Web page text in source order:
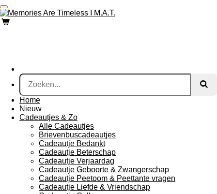
Ga
direct
naar
Home
Nieuw
Cadeautjes & Zo
Alle Cadeautjes
Brievenbuscadeautjes
Cadeautje Bedankt
Cadeautje Beterschap
Cadeautje Verjaardag
Cadeautje Geboorte & Zwangerschap
Cadeautje Peetoom & Peettante vragen
Cadeautje Liefde & Vriendschap